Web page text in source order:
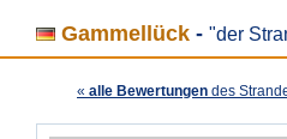
Gammellück - "der
« alle Bewertungen des